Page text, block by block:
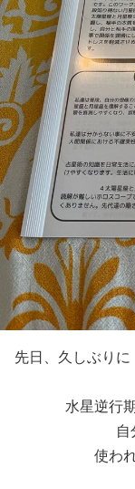
先日、久しぶり
水星逆行
自
使わ